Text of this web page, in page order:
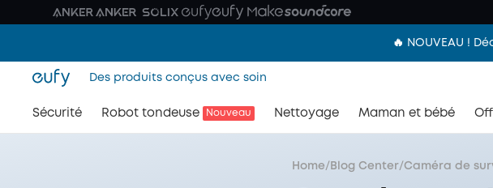
🔥 NOUVEAU !
Des produits conçus avec soin
Sécurité Robot tondeuse Nouveau Nettoyage Maman et bébé
Home/ Blog Center/Caméra de